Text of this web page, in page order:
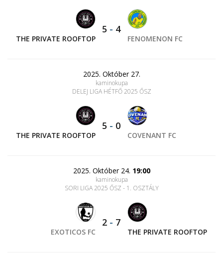
THE PRIVATE ROOFTOP
5 - 4
FENOMENON FC
2025. Október 27.
kaminokupa
DELEJ LIGA HÉTFŐ 2025 ŐSZ
THE PRIVATE ROOFTOP
5 - 0
COVENANT FC
2025. Október 24. 19:00
kaminokupa
SORI LIGA 2025 ŐSZ - 1. OSZTÁLY
EXOTICOS FC
2 - 7
THE PRIVATE ROOFTOP